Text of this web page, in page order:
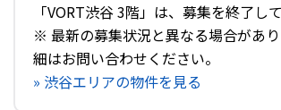
「VORT渋谷 3階」は、募集を終了し
※ 最新の募集状況と異なる場合があ
細はお問い合わせください。
» 渋谷エリアの物件を見る